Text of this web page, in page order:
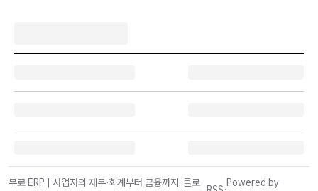
무료 ERP | 사업자의 재무·회계부터 금융까지, 클로
Powered by